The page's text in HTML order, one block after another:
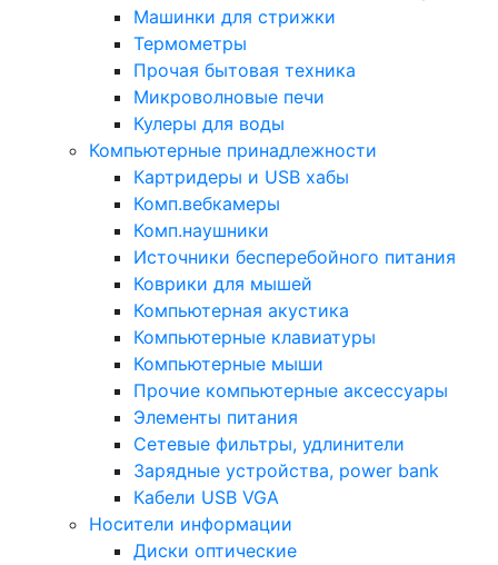
Машинки для стрижки
Термометры
Прочая бытовая техника
Микроволновые печи
Кулеры для воды
Компьютерные принадлежности
Картридеры и USB хабы
Комп.вебкамеры
Комп.наушники
Источники бесперебойного питания
Коврики для мышей
Компьютерная акустика
Компьютерные клавиатуры
Компьютерные мыши
Прочие компьютерные аксессуары
Элементы питания
Сетевые фильтры, удлинители
Зарядные устройства, power bank
Кабели USB VGA
Носители информации
Диски оптические